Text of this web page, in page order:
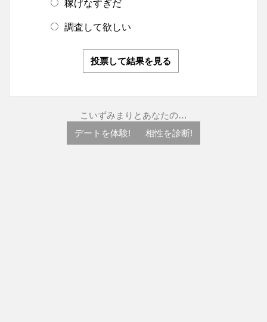
稼げなすぎだ
調査して欲しい
投票して結果を見る
こいずみまりとあなたの…
デートを体験!
相性を診断!